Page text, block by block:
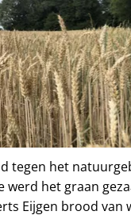
tegen het
werd het graan
Eijgen brood van